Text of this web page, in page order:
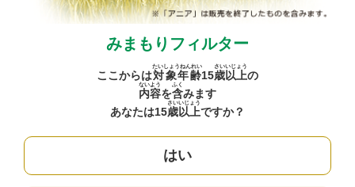
みまもりフィルター
ここからは対象年齢
たいしょうねんれい
15歳
さい
以上
いじょう
の
内容
ないよう
を含
ふく
みます
あなたは15歳
さい
以上
いじょう
ですか？
はい